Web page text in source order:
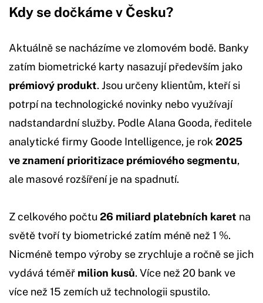
Kdy se dočkáme v Česku?
Aktuálně se nacházíme ve zlomovém bodě. Banky
zatím biometrické karty nasazují především jako
prémiový produkt. Jsou určeny klientům, kteří si
potrpí na technologické novinky nebo využívají
nadstandardní služby. Podle Alana Gooda, ředitele
analytické firmy Goode Intelligence, je rok 2025
ve znamení prioritizace prémiového segmentu,
ale masové rozšíření je na spadnutí.
Z celkového počtu 26 miliard platebních karet na
světě tvoří ty biometrické zatím méně než 1 %.
Nicméně tempo výroby se zrychluje a ročně se jich
vydává téměř milion kusů. Více než 20 bank ve
více než 15 zemích už technologii spustilo.